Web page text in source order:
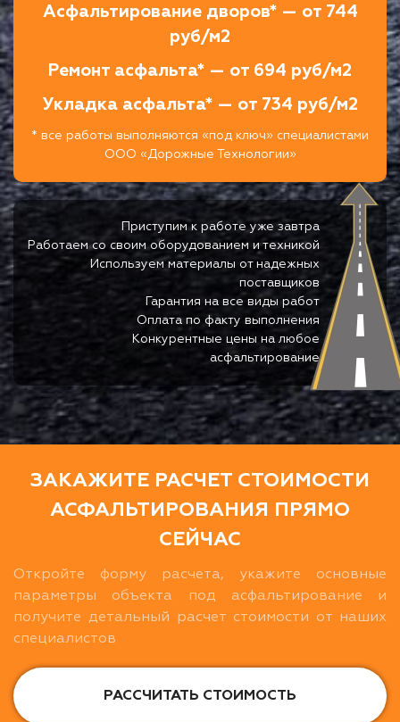
Асфальтирование дворов* — от 744
руб/м2
Ремонт асфальта* — от 694 руб/м2
Укладка асфальта* — от 734 руб/м2
* все работы выполняются «под ключ» специалистами
ООО «Дорожные Технологии»
Приступим к работе уже завтра
Работаем со своим оборудованием и техникой
Используем материалы от надежных
поставщиков
Гарантия на все виды работ
Оплата по факту выполнения
Конкурентные цены на любое
асфальтирование
ЗАКАЖИТЕ РАСЧЕТ СТОИМОСТИ
АСФАЛЬТИРОВАНИЯ ПРЯМО
СЕЙЧАС
Откройте форму расчета, укажите основные
параметры объекта под асфальтирование и
получите детальный расчет стоимости от наших
специалистов
РАССЧИТАТЬ СТОИМОСТЬ